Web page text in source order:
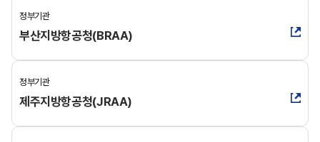
정부기관
부산지방항공청(BRAA)
정부기관
제주지방항공청(JRAA)